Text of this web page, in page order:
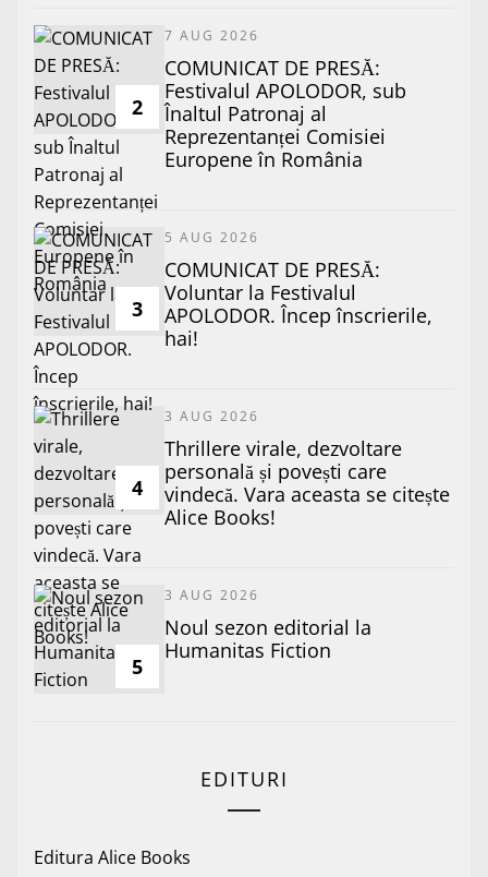
2
7 AUG 2026
COMUNICAT DE PRESĂ:
Festivalul APOLODOR, sub
Înaltul Patronaj al
Reprezentanței Comisiei
Europene în România
3
5 AUG 2026
COMUNICAT DE PRESĂ:
Voluntar la Festivalul
APOLODOR. Încep înscrierile,
hai!
4
3 AUG 2026
Thrillere virale, dezvoltare
personală și povești care
vindecă. Vara aceasta se citește
Alice Books!
5
3 AUG 2026
​Noul sezon editorial la
Humanitas Fiction
EDITURI
Editura Alice Books